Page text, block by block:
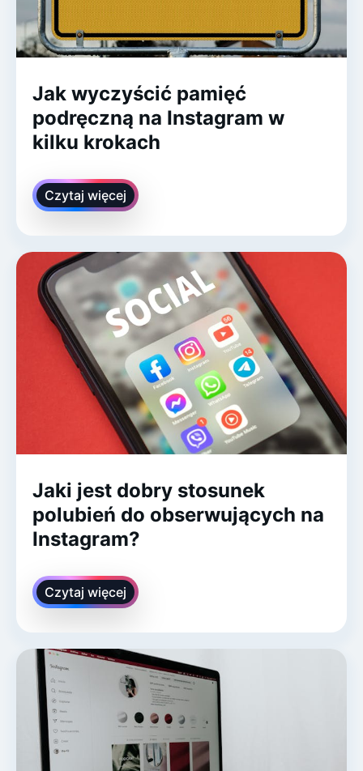
Jak wyczyścić pamięć
podręczną na Instagram w
kilku krokach
Czytaj więcej
Jaki jest dobry stosunek
polubień do obserwujących na
Instagram?
Czytaj więcej